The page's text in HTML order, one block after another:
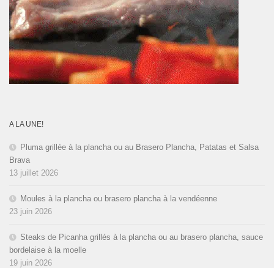
A LA UNE!
Pluma grillée à la plancha ou au Brasero Plancha, Patatas et Salsa
Brava
13 juillet 2026
Moules à la plancha ou brasero plancha à la vendéenne
23 juin 2026
Steaks de Picanha grillés à la plancha ou au brasero plancha, sauce
bordelaise à la moelle
19 juin 2026